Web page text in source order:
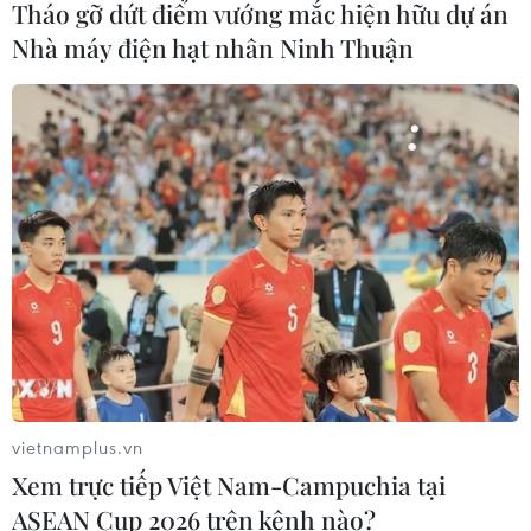
Trung Quốc tăng cường trấn áp tội
phạm có tổ chức
04/08/2026 14:24
Điều gì chờ đợi đồng yen sau cái bắt
tay giữa Mỹ-Nhật?
04/08/2026 14:11
ASC 2026: Tiếp lửa đam mê khoa học
cho thế hệ trẻ Việt Nam
Tháo gỡ dứt điểm vướng mắc hiện hữu dự án
Nhà máy điện hạt nhân Ninh Thuận
vietnamplus.vn
Xem trực tiếp Việt Nam-Campuchia tại
ASEAN Cup 2026 trên kênh nào?